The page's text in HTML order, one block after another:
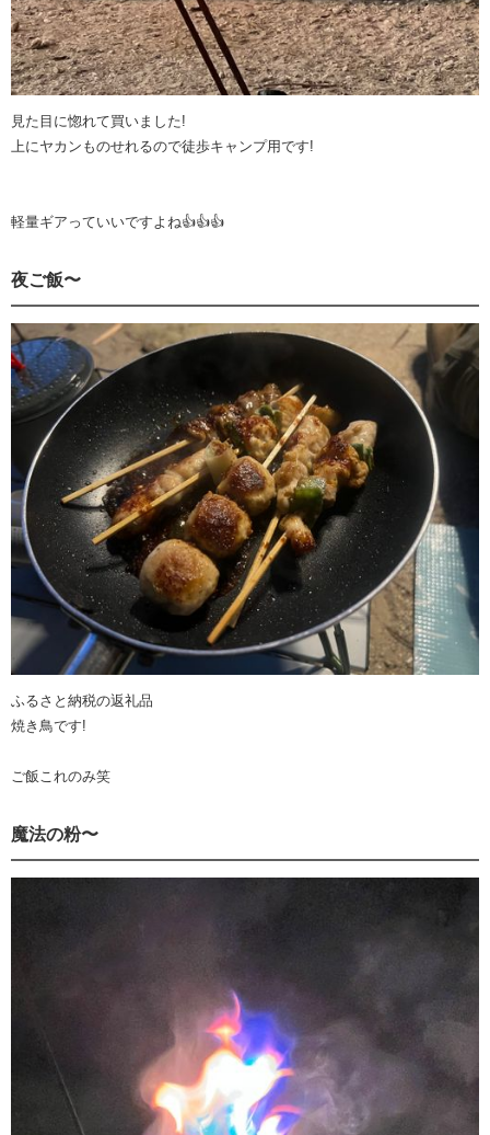
見た目に惚れて買いました!
上にヤカンものせれるので徒歩キャンプ用です!
軽量ギアっていいですよね👍👍👍
夜ご飯〜
ふるさと納税の返礼品
焼き鳥です!
ご飯これのみ笑
魔法の粉〜